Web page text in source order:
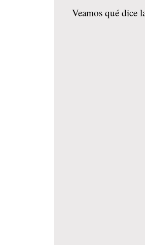
Veamos qué dice